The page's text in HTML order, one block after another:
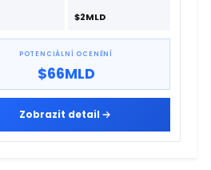
$2MLD
POTENCIÁLNÍ OCENĚNÍ
$66MLD
Zobrazit detail